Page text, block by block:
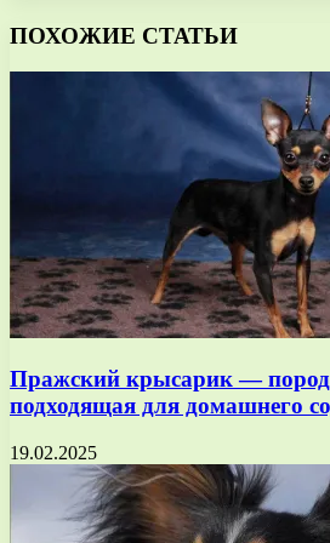
ПОХОЖИЕ СТАТЬИ
Пражский крысарик —
подходящая для домашнего
19.02.2025